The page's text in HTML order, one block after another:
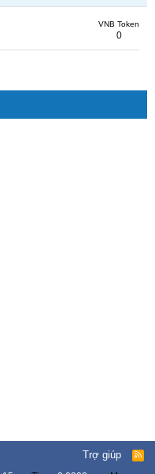
VNB Token
0
Trợ giúp
R